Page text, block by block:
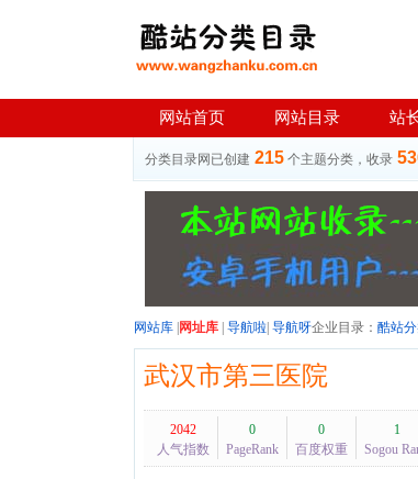
网站首页 网站目录 站
分类目录网已创建 215 个主题分类，收录
网站库 网址库 导航啦 导航呀企业目录： 酷站
武汉市第三医院
2042
人气指数
0
PageRank
0
百度权重
1
Sogou